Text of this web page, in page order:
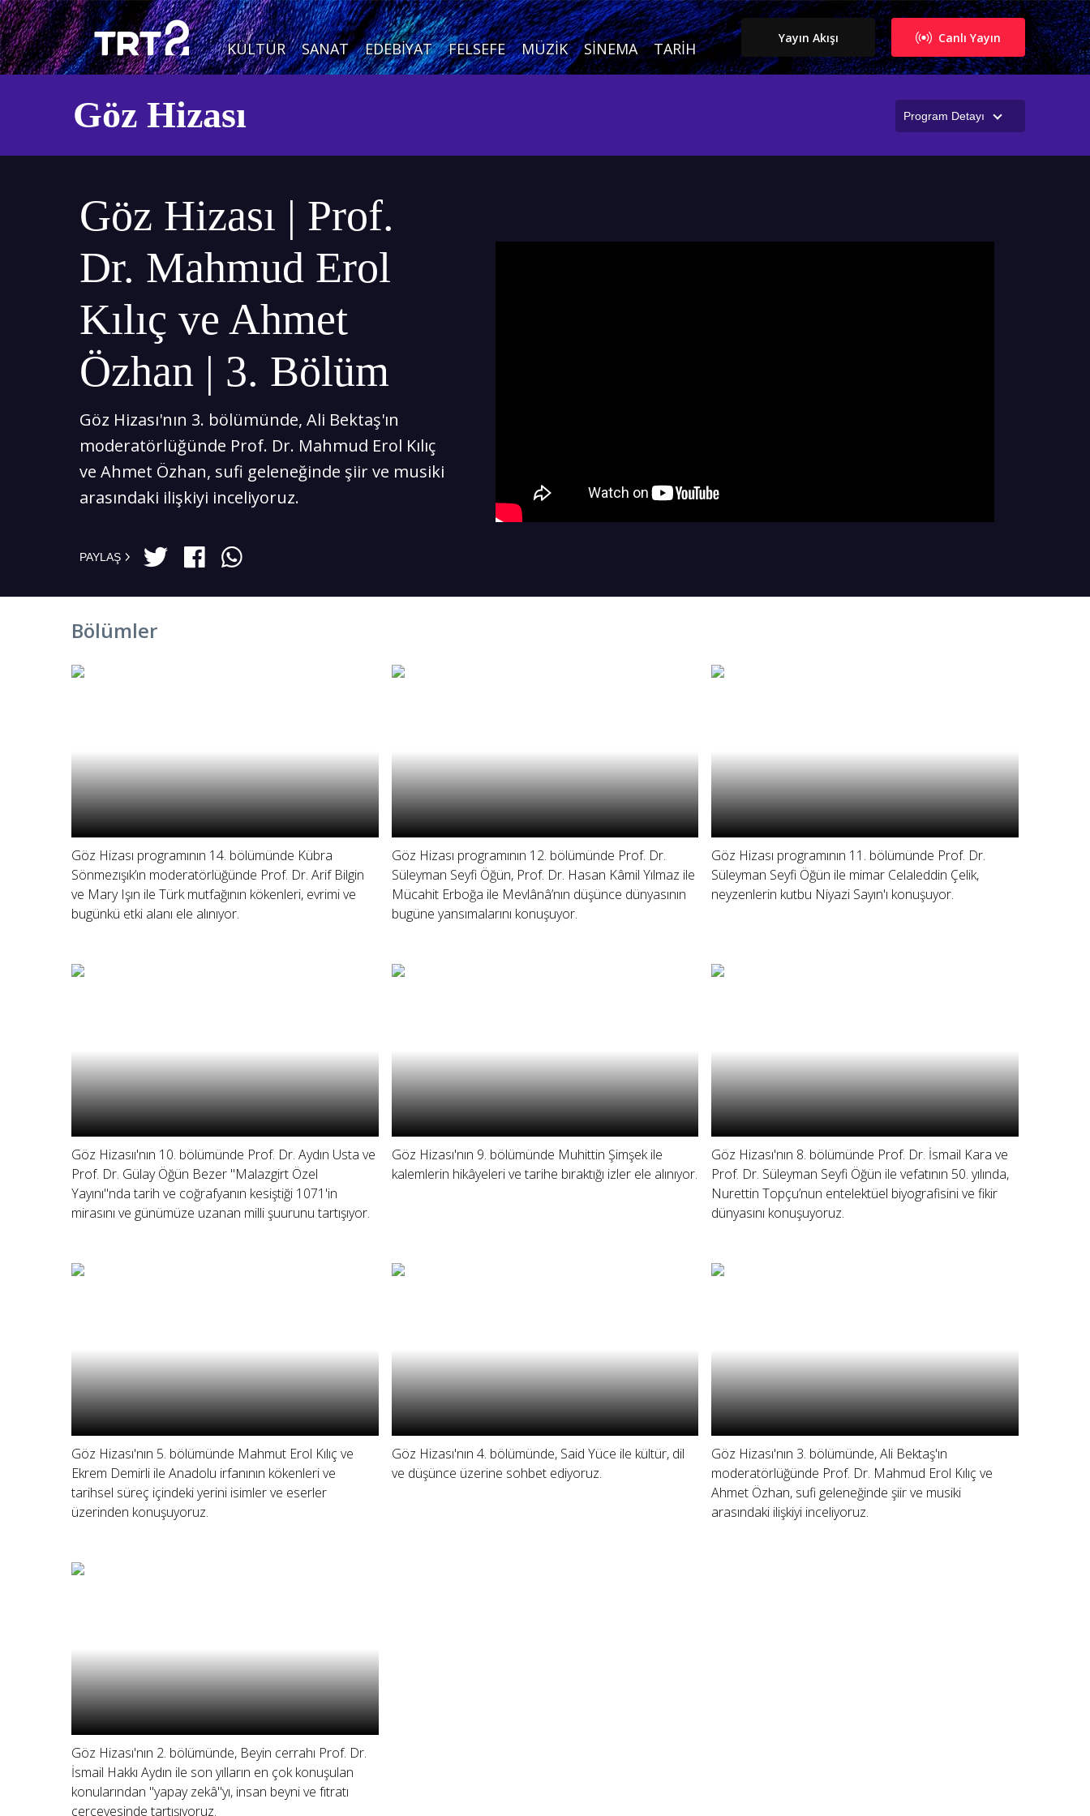
KÜLTÜR SANAT EDEBIYAT FELSEFE MÜZIK SINEMA TARIH
Canlı Yayın
Yayın Akışı
Program Detayı
Göz Hizası
Göz Hizası | Prof.
Dr. Mahmud Erol
Kılıç ve Ahmet
Özhan | 3. Bölüm
Göz Hizası'nın 3. bölümünde, Ali Bektaş'ın
moderatörlüğünde Prof. Dr. Mahmud Erol Kılıç
ve Ahmet Özhan, sufi geleneğinde şiir ve musiki
arasındaki ilişkiyi inceliyoruz.
PAYLAŞ
Bölümler
Göz Hizası programının 14. bölümünde Kübra
Sönmezışık’ın moderatörlüğünde Prof. Dr. Arif Bilgin
ve Mary Işın ile Türk mutfağının kökenleri, evrimi ve
bugünkü etki alanı ele alınıyor.
Göz Hizası programının 12. bölümünde Prof. Dr.
Süleyman Seyfi Öğün, Prof. Dr. Hasan Kâmil Yılmaz ile
Mücahit Erboğa ile Mevlânâ’nın düşünce dünyasının
bugüne yansımalarını konuşuyor.
Göz Hizası programının 11. bölümünde Prof. Dr.
Süleyman Seyfi Öğün ile mimar Celaleddin Çelik,
neyzenlerin kutbu Niyazi Sayın'ı konuşuyor.
Göz Hizasıı'nın 10. bölümünde Prof. Dr. Aydın Usta ve
Prof. Dr. Gülay Öğün Bezer "Malazgirt Özel
Yayını"nda tarih ve coğrafyanın kesiştiği 1071'in
mirasını ve günümüze uzanan milli şuurunu tartışıyor.
Göz Hizası'nın 9. bölümünde Muhittin Şimşek ile
kalemlerin hikâyeleri ve tarihe bıraktığı izler ele alınıyor.
Göz Hizası'nın 8. bölümünde Prof. Dr. İsmail Kara ve
Prof. Dr. Süleyman Seyfi Öğün ile vefatının 50. yılında,
Nurettin Topçu’nun entelektüel biyografisini ve fikir
dünyasını konuşuyoruz.
Göz Hizası'nın 5. bölümünde Mahmut Erol Kılıç ve
Ekrem Demirli ile Anadolu irfanının kökenleri ve
tarihsel süreç içindeki yerini isimler ve eserler
üzerinden konuşuyoruz.
Göz Hizası'nın 4. bölümünde, Said Yüce ile kültür, dil
ve düşünce üzerine sohbet ediyoruz.
Göz Hizası'nın 3. bölümünde, Ali Bektaş'ın
moderatörlüğünde Prof. Dr. Mahmud Erol Kılıç ve
Ahmet Özhan, sufi geleneğinde şiir ve musiki
arasındaki ilişkiyi inceliyoruz.
Göz Hizası'nın 2. bölümünde, Beyin cerrahı Prof. Dr.
İsmail Hakkı Aydın ile son yılların en çok konuşulan
konularından "yapay zekâ"yı, insan beyni ve fıtratı
çerçevesinde tartışıyoruz.